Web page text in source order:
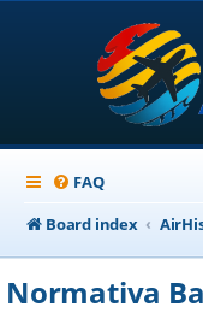
FAQ
Board index
Normativa